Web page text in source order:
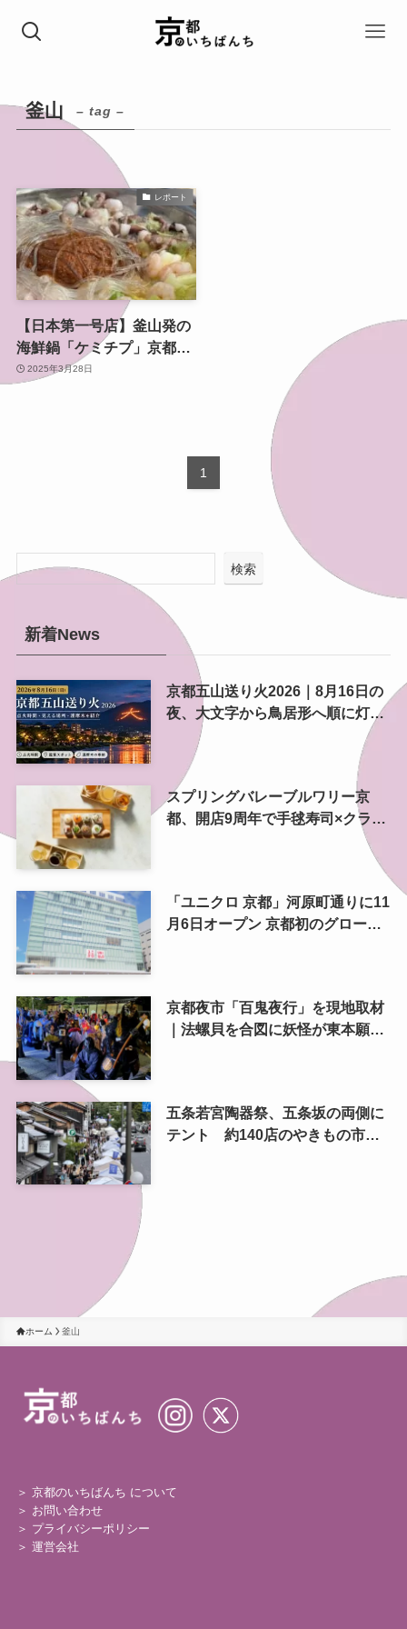
釜山 – tag –
レポート
【日本第一号店】釜山発の
海鮮鍋「ケミチプ」京都七
条通にニューオープン！
2025年3月28日
1
検索
新着News
京都五山送り火2026｜8月16日の
夜、大文字から鳥居形へ順に灯る
精霊送り
スプリングバレーブルワリー京
都、開店9周年で手毬寿司×クラフ
トビール 9月6日に一日限りのペ
「ユニクロ 京都」河原町通りに11
月6日オープン 京都初のグローバ
京都夜市「百鬼夜行」を現地取材
｜法螺貝を合図に妖怪が東本願寺
五条若宮陶器祭、五条坂の両側に
テント 約140店のやきもの市を
ホーム 釜山
＞ 京都のいちばんち について
＞ お問い合わせ
＞ プライバシーポリシー
＞ 運営会社